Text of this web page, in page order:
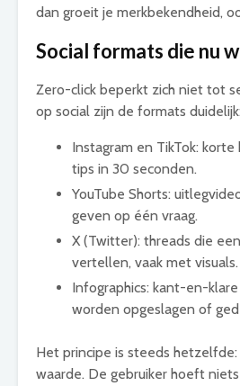
dan groeit je merkbekendheid,
Social formats die nu
Zero-click beperkt zich niet tot
op social zijn de formats duidelijk:
Instagram en TikTok: korte
tips in 30 seconden.
YouTube Shorts:
geven op één vraag.
X (Twitter): threads die
vertellen, vaak met visuals.
Infographics: kant-en-
worden opgeslagen of
Het principe is steeds
waarde. De gebruiker hoeft